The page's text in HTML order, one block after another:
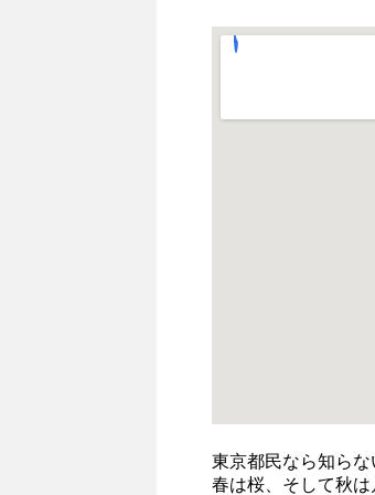
東京都民なら知らな
春は桜、そして秋